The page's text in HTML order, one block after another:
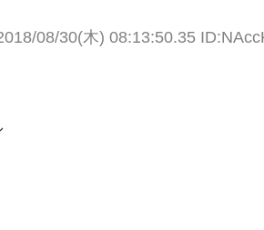
08/30(木) 08:13:50.35